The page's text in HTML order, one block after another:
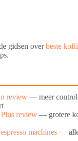
gidsen overbeste
review — meer
review — grotere
machines —